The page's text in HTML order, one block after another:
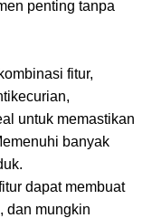
penting tanpa
fitur,
untuk memastikan
banyak
dapat membuat
dan mungkin